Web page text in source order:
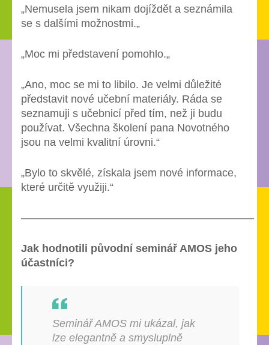
„Nemusela jsem nikam dojíždět a seznámila
se s dalšími možnostmi.„
„Moc mi představení pomohlo.„
„Ano, moc se mi to libilo. Je velmi důležité
představit nové učební materiály. Ráda se
seznamuji s učebnicí před tím, než ji budu
používat. Všechna školení pana Novotného
jsou na velmi kvalitní úrovni.“
„Bylo to skvělé, získala jsem nové informace,
které určitě využiji.“
—————————————————————–
Jak hodnotili původní seminář AMOS jeho
účastníci?
Seminář AMOS mi ukázal, jak
lze elegantně a smysluplně